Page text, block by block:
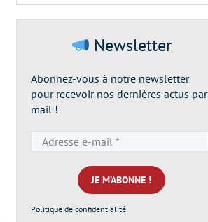
Newsletter
Abonnez-vous à notre newsletter
pour recevoir nos dernières actus par
mail !
e-
mail
*
Politique de confidentialité